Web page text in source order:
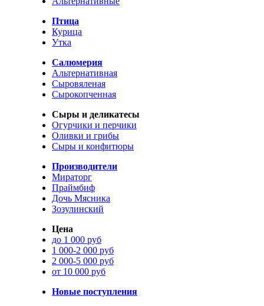
Птица
Курица
Утка
Салюмерия
Альтернативная
Сыровяленая
Сырокопченная
Сыры и деликатесы
Огурчики и перчики
Оливки и грибы
Сыры и конфитюры
Производители
Мираторг
Праймбиф
Дочь Мясника
Зозулинский
Цена
до 1 000 руб
1 000-2 000 руб
2 000-5 000 руб
от 10 000 руб
Новые поступления